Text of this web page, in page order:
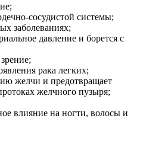
сосудистой системы;
заболеваниях;
давление и борется с
рака легких;
желчи и предотвращает
желчного пузыря;
влияние на ногти, волосы и